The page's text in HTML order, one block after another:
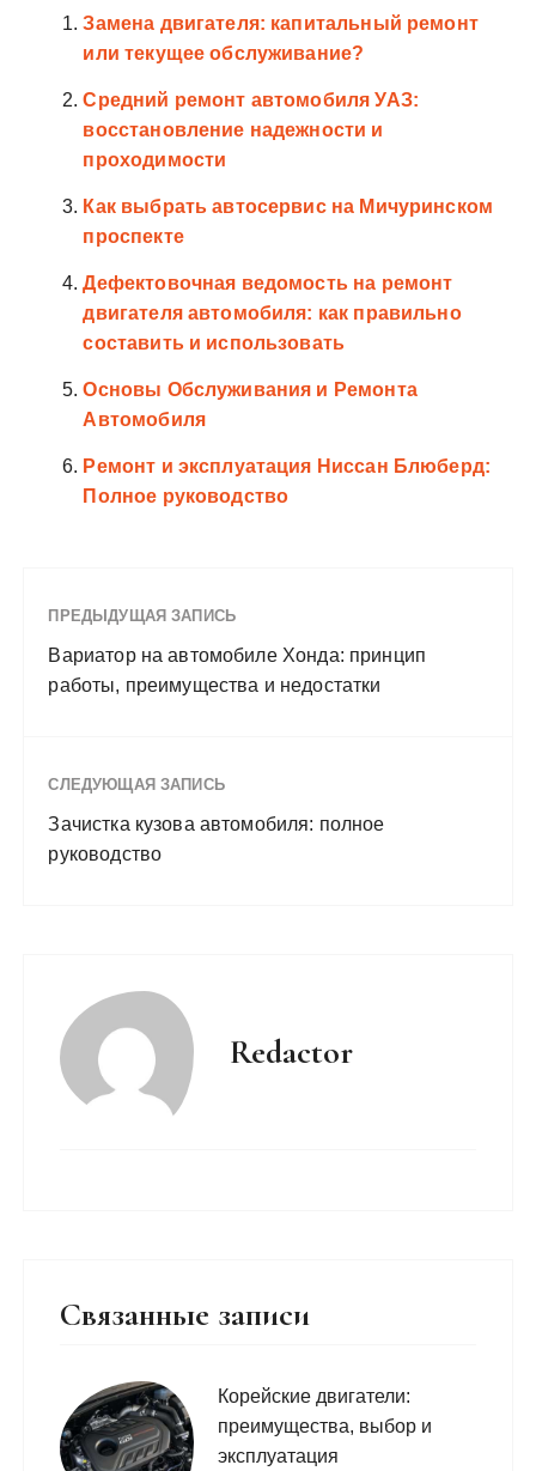
Замена двигателя: капитальный ремонт
или текущее обслуживание?
Средний ремонт автомобиля УАЗ:
восстановление надежности и
проходимости
Как выбрать автосервис на Мичуринском
проспекте
Дефектовочная ведомость на ремонт
двигателя автомобиля: как правильно
составить и использовать
Основы Обслуживания и Ремонта
Автомобиля
Ремонт и эксплуатация Ниссан Блюберд:
Полное руководство
ПРЕДЫДУЩАЯ ЗАПИСЬ
Вариатор на автомобиле Хонда: принцип
работы, преимущества и недостатки
СЛЕДУЮЩАЯ ЗАПИСЬ
Зачистка кузова автомобиля: полное
руководство
Redactor
Связанные записи
Корейские двигатели:
преимущества, выбор и
эксплуатация